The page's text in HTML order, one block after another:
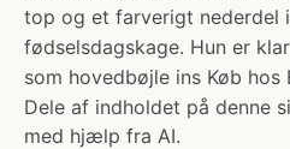
top og et farverigt nederdel
fødselsdagskage. Hun er
som hovedbøjle ins Køb hos
Dele af indholdet på denne
med hjælp fra AI.